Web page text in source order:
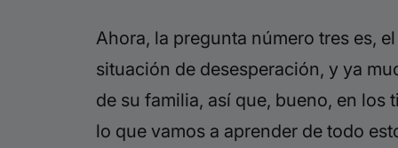
Ahora, la pregunta número tres es,
situación de desesperación, y ya
de su familia, así que, bueno, en los
lo que vamos a aprender de todo